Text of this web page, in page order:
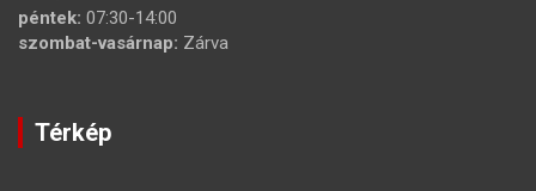
péntek: 07:30-14:00
szombat-vasárnap: Zárva
Térkép